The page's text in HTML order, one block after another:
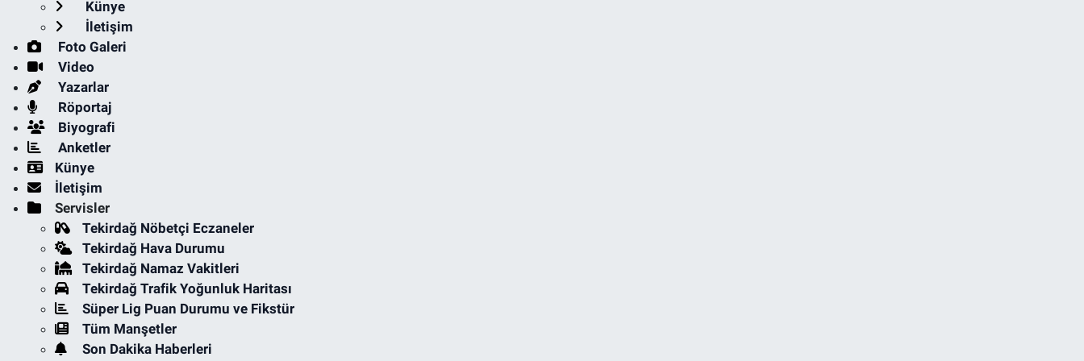
Künye
İletişim
Foto Galeri
Video
Yazarlar
Röportaj
Biyografi
Anketler
Künye
İletişim
Servisler
Tekirdağ Nöbetçi Eczaneler
Tekirdağ Hava Durumu
Tekirdağ Namaz Vakitleri
Tekirdağ Trafik Yoğunluk Haritası
Süper Lig Puan Durumu ve Fikstür
Tüm Manşetler
Son Dakika Haberleri